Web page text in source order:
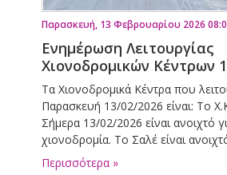
Παρασκευή, 13 Φεβρουαρίου 2026
Ενημέρωση Λειτουργίας
Χιονοδρομικών Κέντρων
Τα Χιονοδρομικά Κέντρα που
Παρασκευή 13/02/2026 είναι: Το
Σήμερα 13/02/2026 είναι ανοιχτό
χιονοδρομία. Το Σαλέ είναι
Περισσότερα »